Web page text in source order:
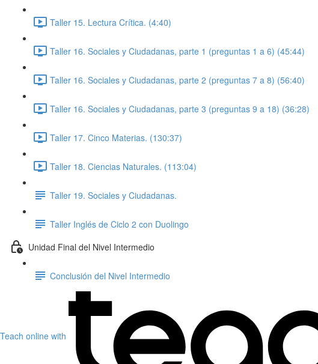
Taller 15. Lectura Crítica. (4:40)
Taller 16. Sociales y Ciudadanas, parte 1 (preguntas 1 a 6) (45:44)
Taller 16. Sociales y Ciudadanas, parte 2 (preguntas 7 a 8) (56:40)
Taller 16. Sociales y Ciudadanas, parte 3 (preguntas 9 a 18) (36:28)
Taller 17. Cinco Materias. (130:37)
Taller 18. Ciencias Naturales. (113:04)
Taller 19. Sociales y Ciudadanas.
Taller Inglés de Ciclo 2 con Duolingo
Unidad Final del Nivel Intermedio
Conclusión del Nivel Intermedio
Teach online with